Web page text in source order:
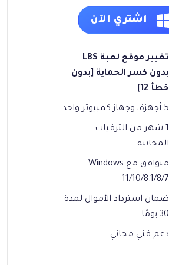
اشتري الآن
تغيير موقع لعبة LBS
بدون كسر الحماية [بدون
خطأ 12]
5 أجهزة، وجهاز كمبيوتر واحد
1 شهر من الترقيات
المجانية
متوافق مع Windows
11/10/8.1/8/7
ضمان استرداد الأموال لمدة
30 يومًا
دعم فني مجاني